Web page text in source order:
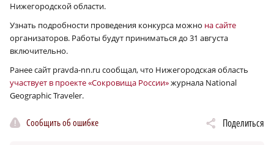
Нижегородской области.
Узнать подробности проведения конкурса можно на сайте
организаторов. Работы будут приниматься до 31 августа
включительно.
Ранее сайт pravda-nn.ru сообщал, что Нижегородская область
участвует в проекте «Сокровища России»журнала National
Geographic Traveler.
Сообщить об ошибке Поделиться